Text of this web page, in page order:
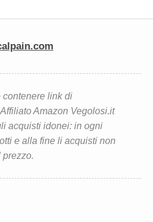
contenere link di
Amazon Vegolosi.it
acquisti idonei: in ogni
e alla fine li acquisti non
prezzo.